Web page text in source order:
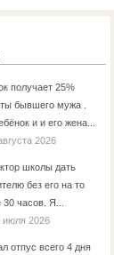
получает 25%
бывшего мужа .
и и его жена...
2026
школы дать
без его на то
часов. Я...
июля 2026
отпус всего 4 дня